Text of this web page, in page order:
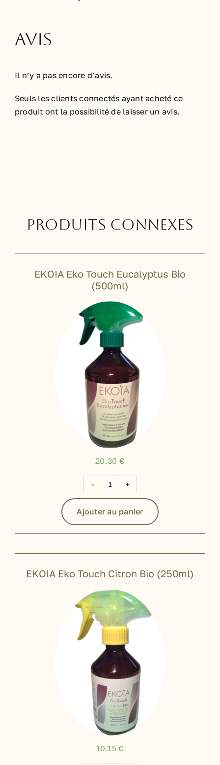
Avis
Il n’y a pas encore d’avis.
Seuls les clients connectés ayant acheté ce
produit ont la possibilité de laisser un avis.
Produits connexes
EKOIA Eko Touch Eucalyptus Bio
(500ml)
20.30 €
quantité
de
EKOIA
Eko
Touch
(500ml)
Ajouter au panier
EKOIA Eko Touch Citron Bio (250ml)
10.15€